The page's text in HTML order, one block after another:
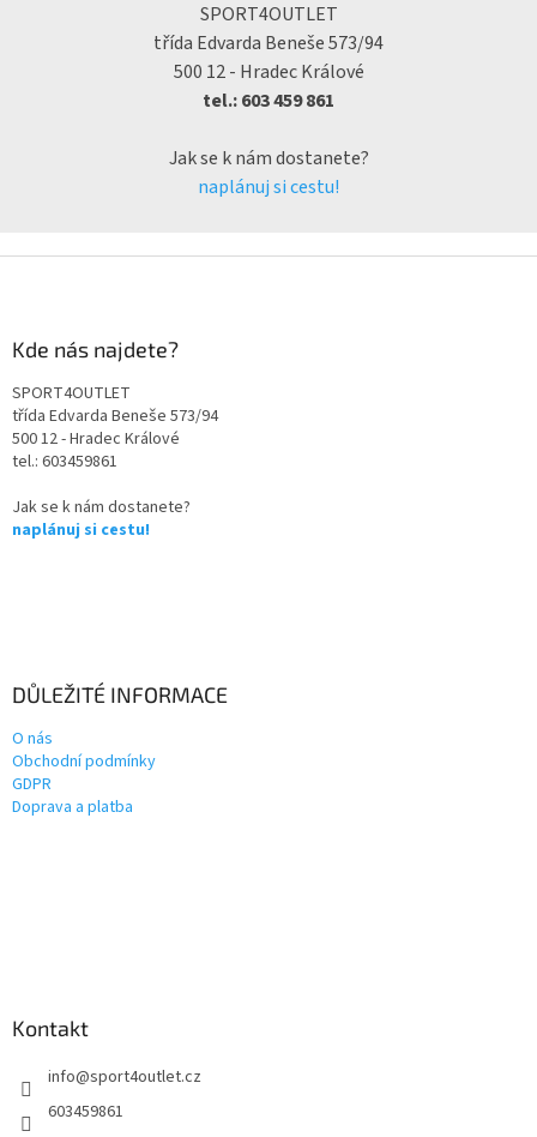
SPORT4OUTLET
třída Edvarda Beneše 573/94
500 12 - Hradec Králové
tel.: 603 459 861
Jak se k nám dostanete?
naplánuj si cestu!
Kde nás najdete?
SPORT4OUTLET
třída Edvarda Beneše 573/94
500 12 - Hradec Králové
tel.: 603459861
Jak se k nám dostanete?
naplánuj si cestu!
DŮLEŽITÉ INFORMACE
O nás
Obchodní podmínky
GDPR
Doprava a platba
Kontakt
info@sport4outlet.cz
603459861